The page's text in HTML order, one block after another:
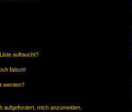
auftaucht?
falsch!
werden?
aufgefordert, mich anzumelden.